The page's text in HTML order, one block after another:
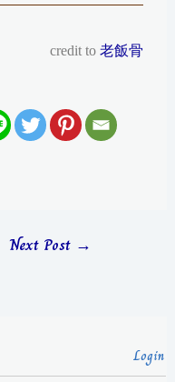
credit to 老飯骨
Next Post →
Login